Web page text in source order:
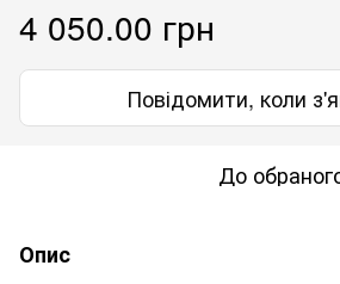
4 050.00 грн
Повідомити, коли
До
Опис